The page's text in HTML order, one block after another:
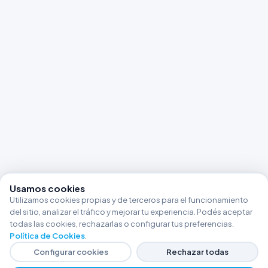
Usamos cookies
Utilizamos cookies propias y de terceros para el funcionamiento
del sitio, analizar el tráfico y mejorar tu experiencia. Podés aceptar
todas las cookies, rechazarlas o configurar tus preferencias.
Política de Cookies
Configurar cookies
Rechazar todas